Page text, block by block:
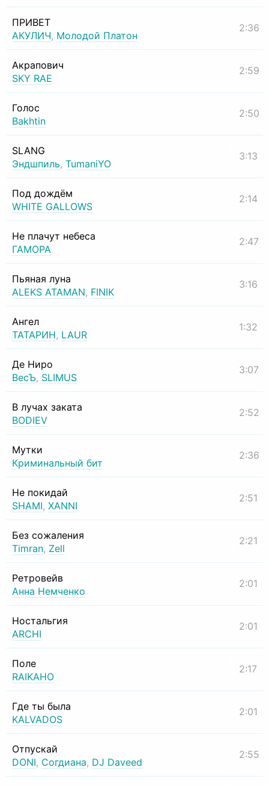
ПРИВЕТ
АКУЛИЧ, Молодой Платон
2:36
Акрапович
SKY RAE
2:59
Голос
Bakhtin
2:50
SLANG
Эндшпиль, TumaniYO
3:13
Под дождём
WHITE GALLOWS
2:14
Не плачут небеса
ГАМОРА
2:47
Пьяная луна
ALEKS ATAMAN, FINIK
3:16
Ангел
ТАТАРИН, LAUR
1:32
Де Ниро
ВесЪ, SLIMUS
3:07
В лучах заката
BODIEV
2:52
Мутки
Криминальный бит
2:36
Не покидай
SHAMI, XANNI
2:51
Без сожаления
Timran, Zell
2:21
Ретровейв
Анна Немченко
2:01
Ностальгия
ARCHI
2:01
Поле
RAIKAHO
2:17
Где ты была
KALVADOS
2:01
Отпускай
DONI, Согдиана, DJ Daveed
2:55